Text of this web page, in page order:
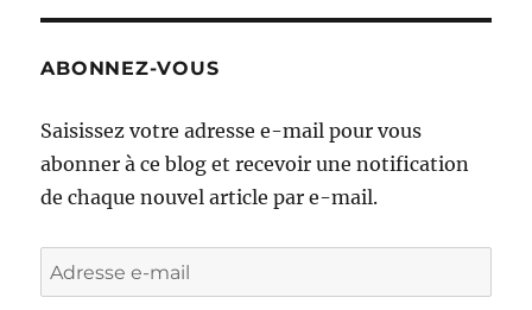
ABONNEZ-VOUS
Saisissez votre adresse e-mail pour vous
abonner à ce blog et recevoir une notification
de chaque nouvel article par e-mail.
Adresse
e-